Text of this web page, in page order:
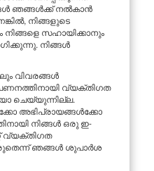
ഞങ്ങൾക്ക് നൽകാൻ
നിങ്ങളുടെ
നിങ്ങളെ സഹായിക്കാനും
നിങ്ങൾ
വിവരങ്ങൾ
വ്യക്തിഗത
ചെയ്യുന്നില്ല.
​​​​അഭിപ്രായങ്ങൾക്കോ
നിങ്ങൾ ഒരു ഇ-
വ്യക്തിഗത
ഞങ്ങൾ ശുപാർശ